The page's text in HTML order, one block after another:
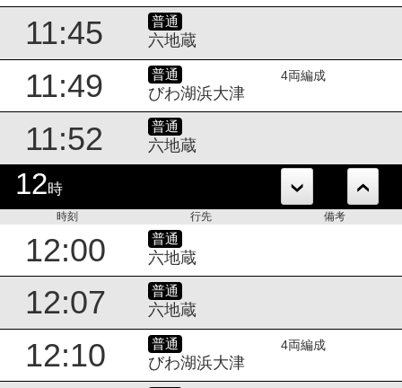
11:45 普通
六地蔵
11:49 普通
びわ湖浜大津
4両編成
11:52 普通
六地蔵
12時
時刻 行先 備考
12:00 普通
六地蔵
12:07 普通
六地蔵
12:10 普通
びわ湖浜大津
4両編成